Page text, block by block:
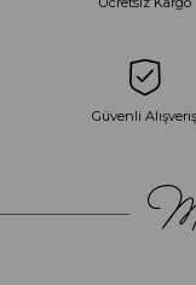
Güvenli Alışveriş